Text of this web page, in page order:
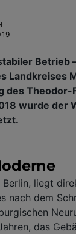
Betrieb
Landkreises
des
wurde der
liegt
nach dem
das